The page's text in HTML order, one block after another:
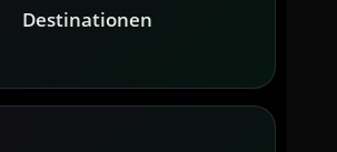
Destinationen